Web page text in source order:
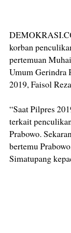
korban
pertemuan
Umum Gerindra
2019, Faisol
“Saat Pilpres
terkait
Prabowo.
bertemu
Simatupang